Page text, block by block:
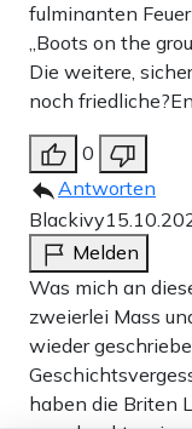
fulminanten
„Boots on the
Die weitere,
noch
0
Antworten
Blackivy
Melden
Was mich an
zweierlei Mass
wieder
haben die Briten